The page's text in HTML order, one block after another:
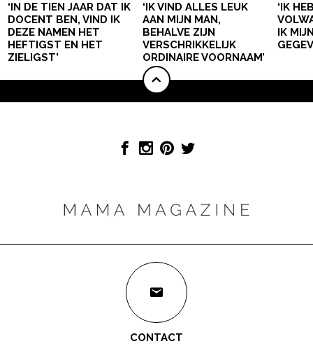
‘IN DE TIEN JAAR DAT IK
DOCENT BEN, VIND IK
DEZE NAMEN HET
HEFTIGST EN HET
ZIELIGST’
‘IK VIND ALLES LEUK
AAN MIJN MAN,
BEHALVE ZIJN
VERSCHRIKKELIJK
ORDINAIRE VOORNAAM’
‘IK
IK
CONTACT